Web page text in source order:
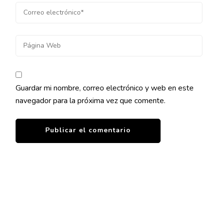
Guardar mi nombre, correo electrónico y web en este
navegador para la próxima vez que comente.